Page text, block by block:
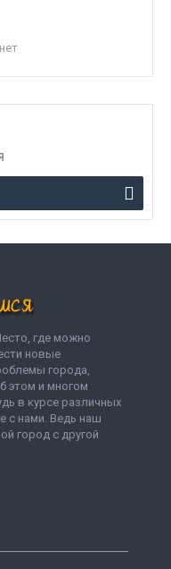
где можно
новые
города,
этом и многом
в курсе различных
с нами. Ведь наш
город с другой